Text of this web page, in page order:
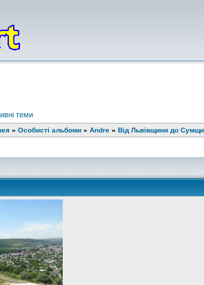
теми
» Особисті альбоми » Andre » Від Львівщини до